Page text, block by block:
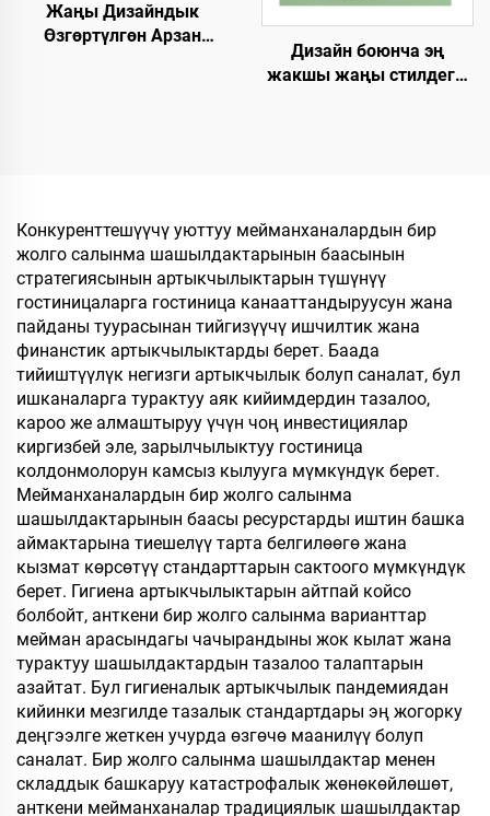
Жаңы Дизайндык
Өзгөртүлгөн Арзан
Дизайн боюнча эң
жакшы жаңы стилдеги,
жолку колдонууга
арналган, мейманхана
үчүн жана
авиакомпаниялар үчүн
шлепкилер
Конкуренттешүүчү уюттуу мейманханалардын бир
жолго салынма шашылдактарынын баасынын
стратегиясынын артыкчылыктарын түшүнүү
гостиницаларга гостиница канааттандыруусун жана
пайданы туурасынан тийгизүүчү ишчилтик жана
финанстик артыкчылыктарды берет. Баада
тийиштүүлүк негизги артыкчылык болуп саналат, бул
ишканаларга турактуу аяк кийимдердин тазалоо,
кароо же алмаштыруу үчүн чоң инвестициялар
киргизбей эле, зарылчылыктуу гостиница
колдонмолорун камсыз кылууга мүмкүндүк берет.
Мейманханалардын бир жолго салынма
шашылдактарынын баасы ресурстарды иштин башка
аймактарына тиешелүү тарта белгилөөгө жана
кызмат көрсөтүү стандарттарын сактоого мүмкүндүк
берет. Гигиена артыкчылыктарын айтпай койсо
болбойт, анткени бир жолго салынма варианттар
мейман арасындагы чачырандыны жок кылат жана
турактуу шашылдактардын тазалоо талаптарын
азайтат. Бул гигиеналык артыкчылык пандемиядан
кийинки мезгилде тазалык стандартдары эң жогорку
деңгээлге жеткен учурда өзгөчө маанилүү болуп
саналат. Бир жолго салынма шашылдактар менен
складдык башкаруу катастрофалык жөнөкөйлөшөт,
анткени мейманханалар традициялык шашылдактар